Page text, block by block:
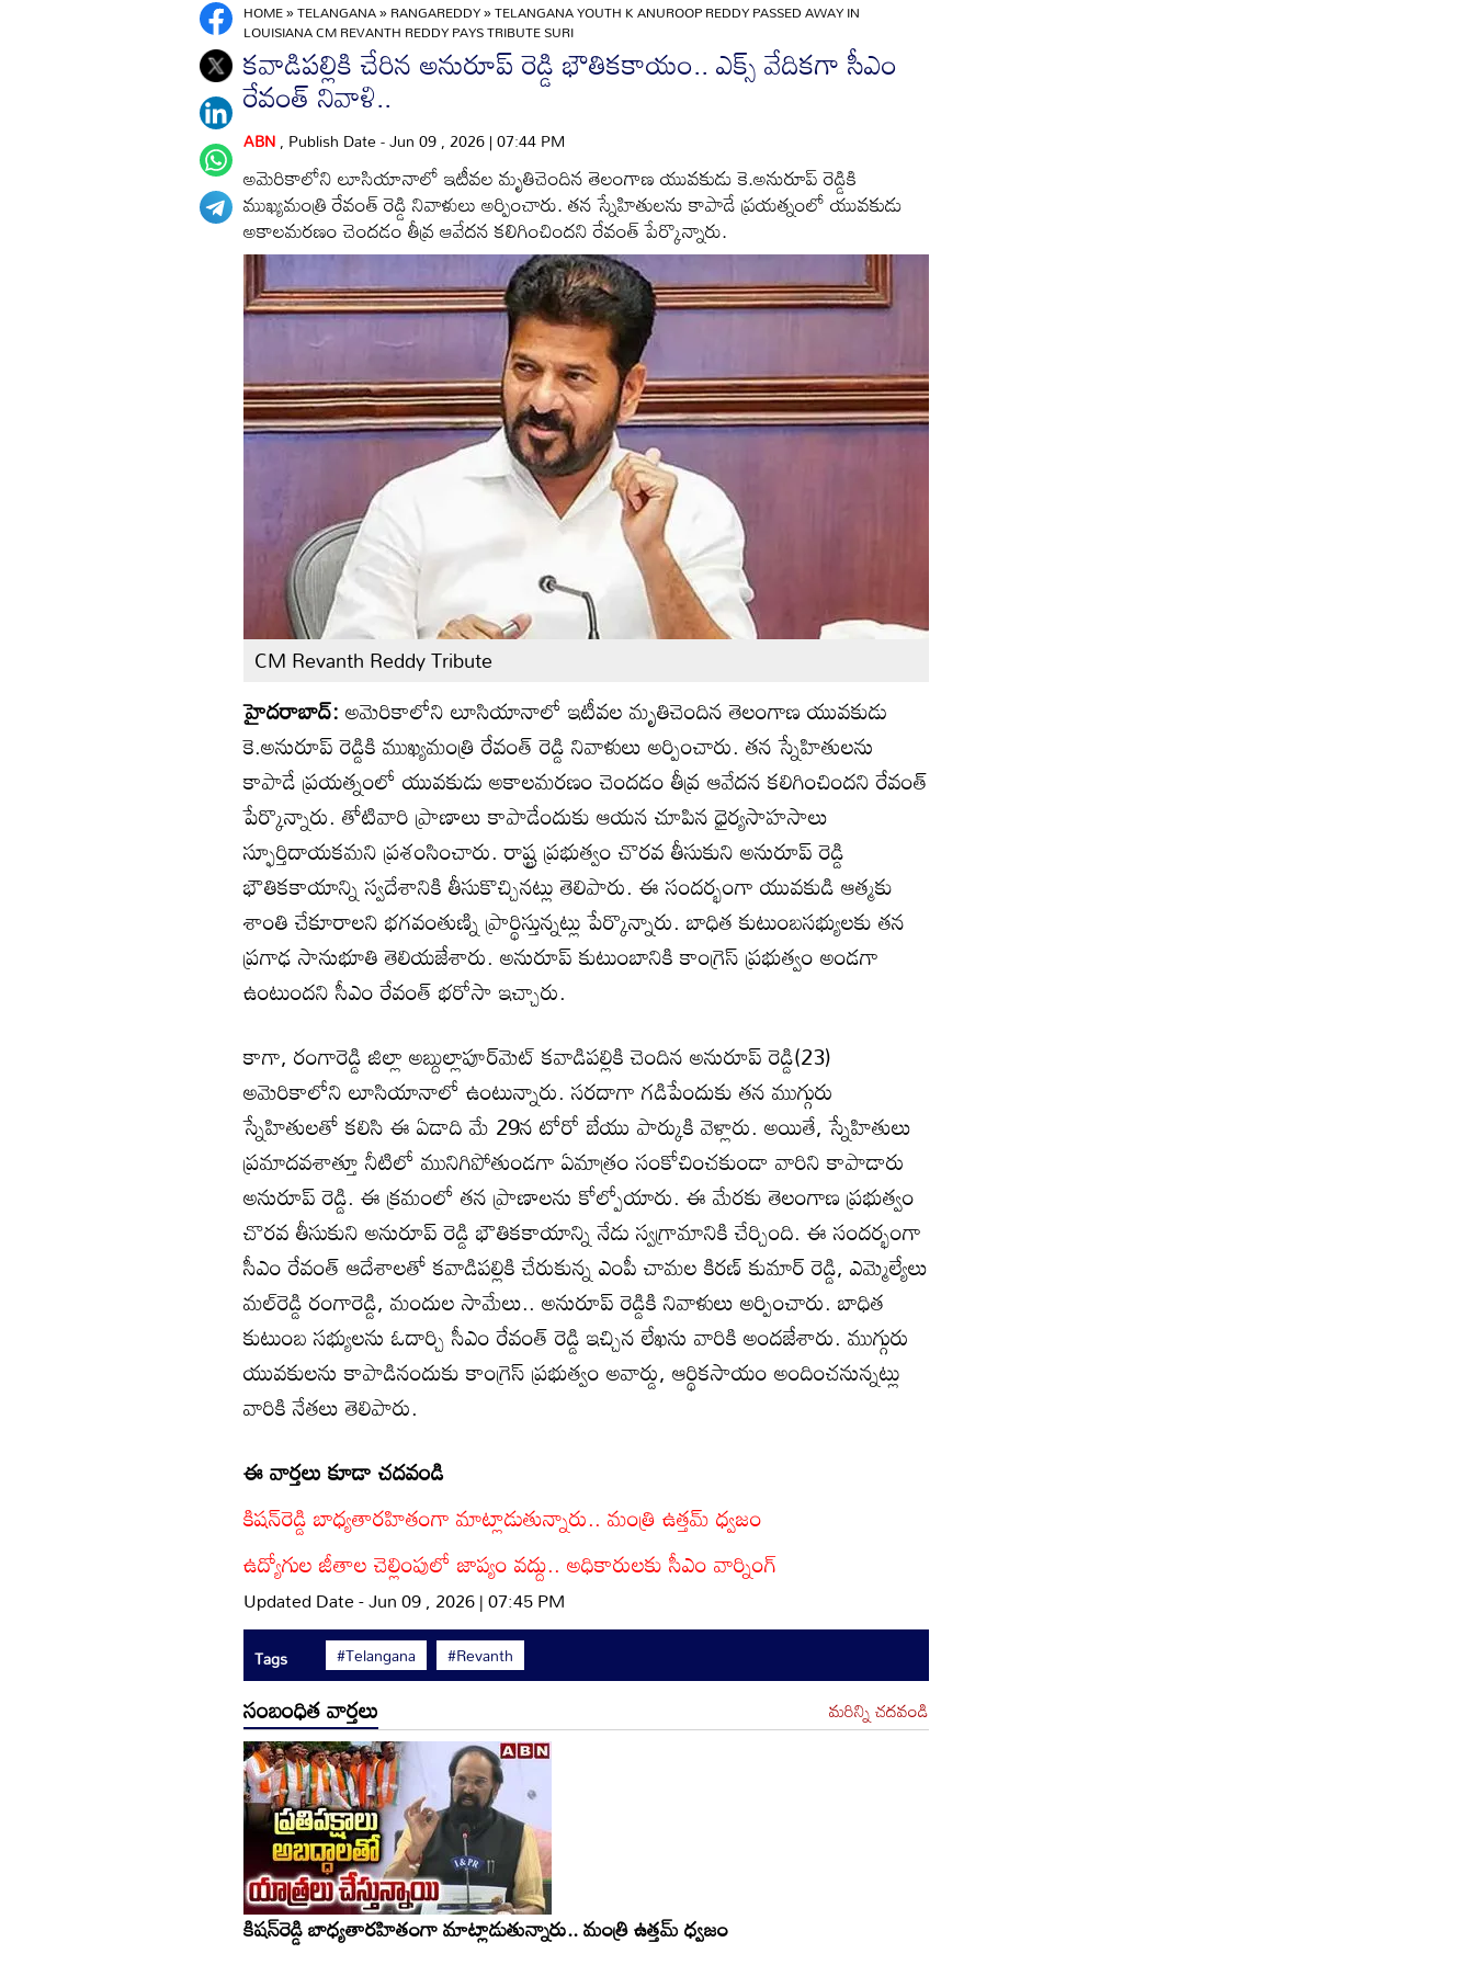
HOME»TELANGANA»RANGAREDDY»TELANGANA YOUTH K ANUROOP REDDY PASSED AWAY IN
LOUISIANA CM REVANTH REDDY PAYS TRIBUTE SURI
కవాడిపల్లికి చేరిన అనురూప్ రెడ్డి భౌతికకాయం.. ఎక్స్ వేదికగా సీఎం
రేవంత్ నివాళి..
ABN, Publish Date - Jun 09 , 2026 | 07:44 PM
అమెరికాలోని లూసియానాలో ఇటీవల మృతిచెందిన తెలంగాణ యువకుడు కె.అనురూప్ రెడ్డికి
ముఖ్యమంత్రి రేవంత్ రెడ్డి నివాళులు అర్పించారు. తన స్నేహితులను కాపాడే ప్రయత్నంలో యువకుడు
అకాలమరణం చెందడం తీవ్ర ఆవేదన కలిగించిందని రేవంత్ పేర్కొన్నారు.
CM Revanth Reddy Tribute
హైదరాబాద్:అమెరికాలోని లూసియానాలో ఇటీవల మృతిచెందిన తెలంగాణ యువకుడు
కె.అనురూప్ రెడ్డికి ముఖ్యమంత్రి రేవంత్ రెడ్డి నివాళులు అర్పించారు. తన స్నేహితులను
కాపాడే ప్రయత్నంలో యువకుడు అకాలమరణం చెందడం తీవ్ర ఆవేదన కలిగించిందని రేవంత్
పేర్కొన్నారు. తోటివారి ప్రాణాలు కాపాడేందుకు ఆయన చూపిన ధైర్యసాహసాలు
స్ఫూర్తిదాయకమని ప్రశంసించారు. రాష్ట్ర ప్రభుత్వం చొరవ తీసుకుని అనురూప్ రెడ్డి
భౌతికకాయాన్ని స్వదేశానికి తీసుకొచ్చినట్లు తెలిపారు. ఈ సందర్భంగా యువకుడి ఆత్మకు
శాంతి చేకూరాలని భగవంతుణ్ని ప్రార్థిస్తున్నట్లు పేర్కొన్నారు. బాధిత కుటుంబసభ్యులకు తన
ప్రగాఢ సానుభూతి తెలియజేశారు. అనురూప్ కుటుంబానికి కాంగ్రెస్ ప్రభుత్వం అండగా
ఉంటుందని సీఎం రేవంత్ భరోసా ఇచ్చారు.
కాగా, రంగారెడ్డి జిల్లా అబ్దుల్లాపూర్‌మెట్ కవాడిపల్లికి చెందిన అనురూప్ రెడ్డి(23)
అమెరికాలోని లూసియానాలో ఉంటున్నారు. సరదాగా గడిపేందుకు తన ముగ్గురు
స్నేహితులతో కలిసి ఈ ఏడాది మే 29న టోరో బేయు పార్కుకి వెళ్లారు. అయితే, స్నేహితులు
ప్రమాదవశాత్తూ నీటిలో మునిగిపోతుండగా ఏమాత్రం సంకోచించకుండా వారిని కాపాడారు
అనురూప్ రెడ్డి. ఈ క్రమంలో తన ప్రాణాలను కోల్పోయారు. ఈ మేరకు తెలంగాణ ప్రభుత్వం
చొరవ తీసుకుని అనురూప్ రెడ్డి భౌతికకాయాన్ని నేడు స్వగ్రామానికి చేర్చింది. ఈ సందర్భంగా
సీఎం రేవంత్ ఆదేశాలతో కవాడిపల్లికి చేరుకున్న ఎంపీ చామల కిరణ్ కుమార్ రెడ్డి, ఎమ్మెల్యేలు
మల్‌రెడ్డి రంగారెడ్డి, మందుల సామేలు.. అనురూప్ రెడ్డికి నివాళులు అర్పించారు. బాధిత
కుటుంబ సభ్యులను ఓదార్చి సీఎం రేవంత్ రెడ్డి ఇచ్చిన లేఖను వారికి అందజేశారు. ముగ్గురు
యువకులను కాపాడినందుకు కాంగ్రెస్ ప్రభుత్వం అవార్డు, ఆర్థికసాయం అందించనున్నట్లు
వారికి నేతలు తెలిపారు.
ఈ వార్తలు కూడా చదవండి
కిషన్‌రెడ్డి బాధ్యతారహితంగా మాట్లాడుతున్నారు.. మంత్రి ఉత్తమ్ ధ్వజం
ఉద్యోగుల జీతాల చెల్లింపులో జాప్యం వద్దు.. అధికారులకు సీఎం వార్నింగ్
Updated Date - Jun 09 , 2026 | 07:45 PM
Tags #Telangana #Revanth
సంబంధిత వార్తలు మరిన్ని చదవండి
కిషన్‌రెడ్డి బాధ్యతారహితంగా మాట్లాడుతున్నారు.. మంత్రి ఉత్తమ్ ధ్వజం